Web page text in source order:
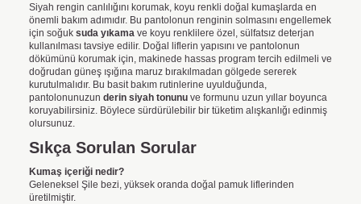
Siyah rengin canlılığını korumak, koyu renkli doğal kumaşlarda en
önemli bakım adımıdır. Bu pantolonun renginin solmasını engellemek
için soğuk suda yıkama ve koyu renklilere özel, sülfatsız deterjan
kullanılması tavsiye edilir. Doğal liflerin yapısını ve pantolonun
dökümünü korumak için, makinede hassas program tercih edilmeli ve
doğrudan güneş ışığına maruz bırakılmadan gölgede sererek
kurutulmalıdır. Bu basit bakım rutinlerine uyulduğunda,
pantolonunuzun derin siyah tonunu ve formunu uzun yıllar boyunca
koruyabilirsiniz. Böylece sürdürülebilir bir tüketim alışkanlığı edinmiş
olursunuz.
Sıkça Sorulan Sorular
Kumaş içeriği nedir?
Geleneksel Şile bezi, yüksek oranda doğal pamuk liflerinden
üretilmiştir.